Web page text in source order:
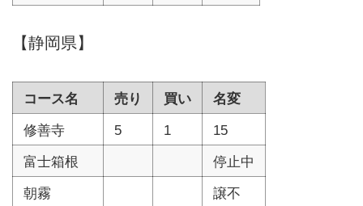
【静岡県】
コース名 売り 買い
名変
修善寺
5 1
15
富士箱根
停止中
朝霧
譲不